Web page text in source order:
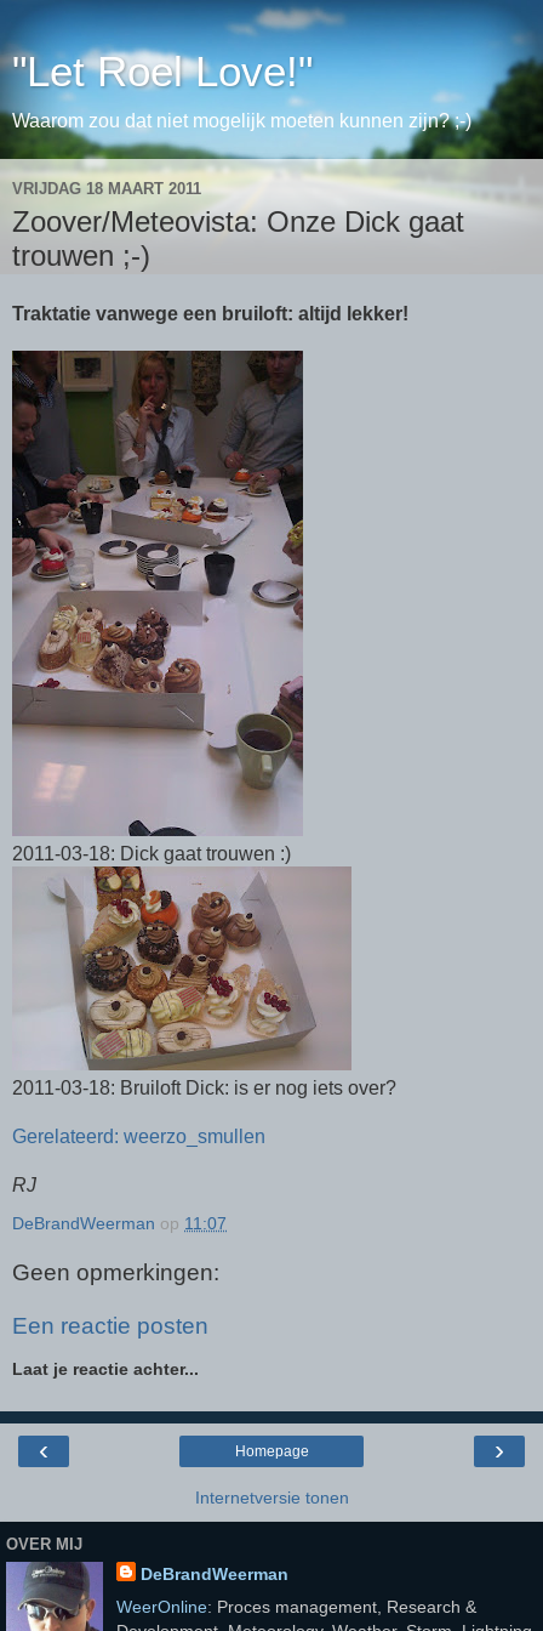
"Let Roel Love!"
Waarom zou dat niet mogelijk moeten kunnen zijn? ;-)
VRIJDAG 18 MAART 2011
Zoover/Meteovista: Onze Dick gaat
trouwen ;-)
Traktatie vanwege een bruiloft: altijd lekker!
2011-03-18: Dick gaat trouwen :)
2011-03-18: Bruiloft Dick: is er nog iets over?
Gerelateerd: weerzo_smullen
RJ
DeBrandWeerman op 11:07
Geen opmerkingen:
Een reactie posten
Laat je reactie achter...
‹ ›
Homepage
Internetversie tonen
OVER MIJ
DeBrandWeerman
WeerOnline: Proces management, Research &